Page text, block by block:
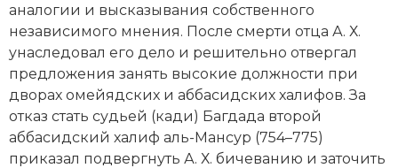
История, философия, теория и методология
исторического знания
Итория международных отношений
Латинская Америка
Новая история
аналогии и высказывания собственного
независимого мнения. После смерти отца А. Х.
унаследовал его дело и решительно отвергал
предложения занять высокие должности при
дворах омейядских и аббасидских халифов. За
отказ стать судьей (кади) Багдада второй
аббасидский халиф аль-Мансур (754–775)
приказал подвергнуть А. Х. бичеванию и заточить